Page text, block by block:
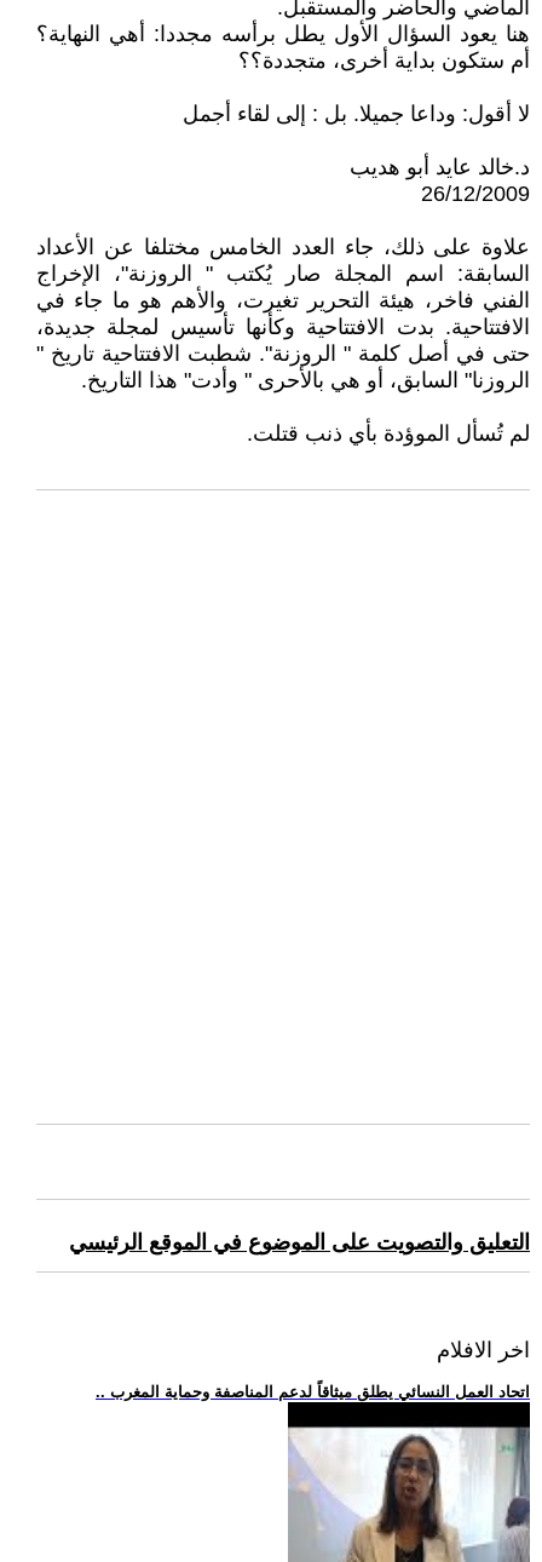
الماضي والحاضر والمستقبل.
هنا يعود السؤال الأول يطل برأسه مجددا: أهي النهاية؟
أم ستكون بداية أخرى، متجددة؟؟
لا أقول: وداعا جميلا. بل : إلى لقاء أجمل
د.خالد عايد أبو هديب
26/12/2009
علاوة على ذلك، جاء العدد الخامس مختلفا عن الأعداد
السابقة: اسم المجلة صار يُكتب " الروزنة"، الإخراج
الفني فاخر، هيئة التحرير تغيرت، والأهم هو ما جاء في
الافتتاحية. بدت الافتتاحية وكأنها تأسيس لمجلة جديدة،
حتى في أصل كلمة " الروزنة". شطبت الافتتاحية تاريخ "
الروزنا" السابق، أو هي بالأحرى " وأدت" هذا التاريخ.
لم تُسأل الموؤدة بأي ذنب قتلت.
التعليق والتصويت على الموضوع في الموقع الرئيسي
اخر الافلام
.. اتحاد العمل النسائي يطلق ميثاقاً لدعم المناصفة وحماية المغرب